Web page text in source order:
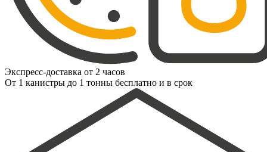
Экспресс-доставка от 2 часов
От 1 канистры до 1 тонны бесплатно и в срок